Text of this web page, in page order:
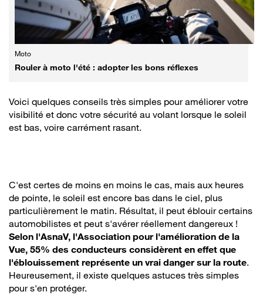
Moto
Rouler à moto l'été : adopter les bons réflexes
Voici quelques conseils très simples pour améliorer votre
visibilité et donc votre sécurité au volant lorsque le soleil
est bas, voire carrément rasant.
C'est certes de moins en moins le cas, mais aux heures
de pointe, le soleil est encore bas dans le ciel, plus
particulièrement le matin. Résultat, il peut éblouir certains
automobilistes et peut s'avérer réellement dangereux !
Selon l'AsnaV, l'Association pour l'amélioration de la
Vue, 55% des conducteurs considèrent en effet que
l'éblouissement représente un vrai danger sur la route.
Heureusement, il existe quelques astuces très simples
pour s'en protéger.